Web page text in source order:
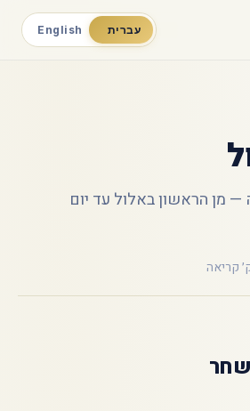
עברית English
מן הראשון באלול עד יום